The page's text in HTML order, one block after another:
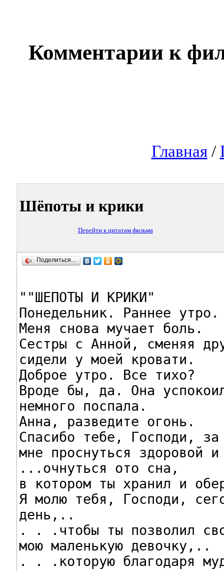
Комментарии к
Главная/
Шёпоты и крики
Перейти к цитатам фильма
Поделиться…
""ШЕПОТЫ И КРИКИ"
Понедельник. Раннее утро.
Меня снова мучает боль.
Сестры с Анной, сменяя
сидели у моей кровати.
Доброе утро. Все тихо?
Вроде бы, да. Она
немного поспала.
Анна, разведите огонь.
Спасибо тебе, Господи,
мне проснуться здоровой
...очнуться ото сна,
в котором ты хранил и
Я молю тебя, Господи,
день,..
. . .чтобы ты позволил
мою маленькую девочку,..
. . .которую благодаря